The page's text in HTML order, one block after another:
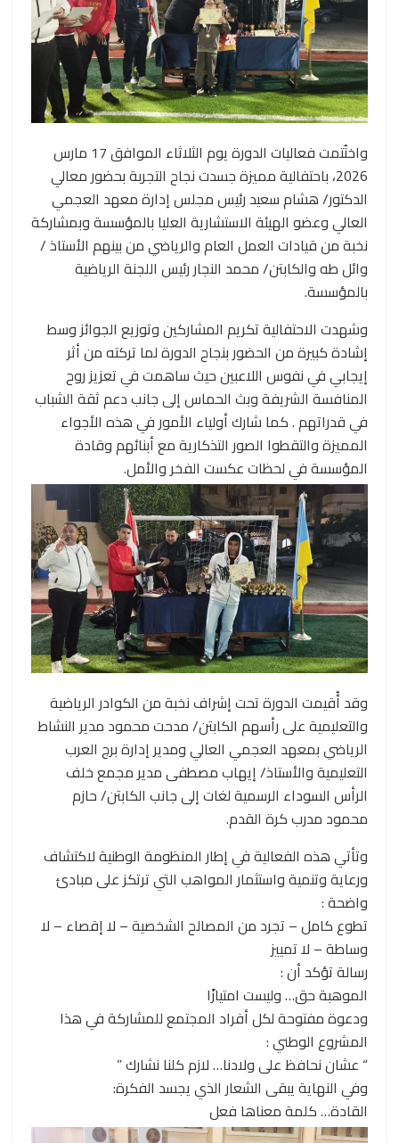
واختُتمت فعاليات الدورة يوم الثلاثاء الموافق 17 مارس
2026، باحتفالية مميزة جسدت نجاح التجربة بحضور معالي
الدكتور/ هشام سعيد رئيس مجلس إدارة معهد العجمي
العالي وعضو الهيئة الاستشارية العليا بالمؤسسة وبمشاركة
نخبة من قيادات العمل العام والرياضي من بينهم الأستاذ /
وائل طه والكابتن/ محمد النجار رئيس اللجنة الرياضية
بالمؤسسة.
وشهدت الاحتفالية تكريم المشاركين وتوزيع الجوائز وسط
إشادة كبيرة من الحضور بنجاح الدورة لما تركته من أثر
إيجابي في نفوس اللاعبين حيث ساهمت في تعزيز روح
المنافسة الشريفة وبث الحماس إلى جانب دعم ثقة الشباب
في قدراتهم . كما شارك أولياء الأمور في هذه الأجواء
المميزة والتقطوا الصور التذكارية مع أبنائهم وقادة
المؤسسة في لحظات عكست الفخر والأمل.
وقد أُقيمت الدورة تحت إشراف نخبة من الكوادر الرياضية
والتعليمية على رأسهم الكابتن/ مدحت محمود مدير النشاط
الرياضي بمعهد العجمي العالي ومدير إدارة برج العرب
التعليمية والأستاذ/ إيهاب مصطفى مدير مجمع خلف
الرأس السوداء الرسمية لغات إلى جانب الكابتن/ حازم
محمود مدرب كرة القدم.
وتأتي هذه الفعالية في إطار المنظومة الوطنية لاكتشاف
ورعاية وتنمية واستثمار المواهب التي ترتكز على مبادئ
واضحة :
تطوع كامل – تجرد من المصالح الشخصية – لا إقصاء – لا
وساطة – لا تمييز
رسالة تؤكد أن :
الموهبة حق… وليست امتيازًا
ودعوة مفتوحة لكل أفراد المجتمع للمشاركة في هذا
المشروع الوطني :
“ عشان نحافظ على ولادنا… لازم كلنا نشارك ”
وفي النهاية يبقى الشعار الذي يجسد الفكرة:
القادة… كلمة معناها فعل